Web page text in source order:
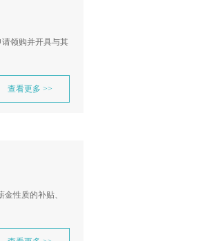
领购并开具与其
查看更多 >>
性质的补贴、